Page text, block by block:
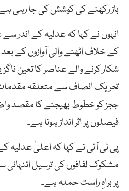
باز رکھنے کی کوشش کی جا رہی
انہوں نے کہا کہ عدلیہ کے اندر سے
کے خلاف اٹھنے والی آوازوں کے
شکار کرنے والے عناصر کا تعین
تحریک انصاف سے متعلقہ
ججز کو خطوط بھیجنے کا مقصد
فیصلوں پر اثر انداز ہونا ہے۔
پی ٹی آئی نے کہا کہ اعلیٰ
مشکوک لفافوں کی ترسیل اتنہائی
پر براہِ راست حملہ ہے۔